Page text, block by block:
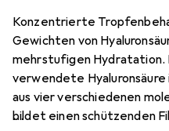
Konzentrierte
Gewichten von
mehrstufigen Hydratation.
verwendete
aus vier verschiedenen
bildet einen schützenden